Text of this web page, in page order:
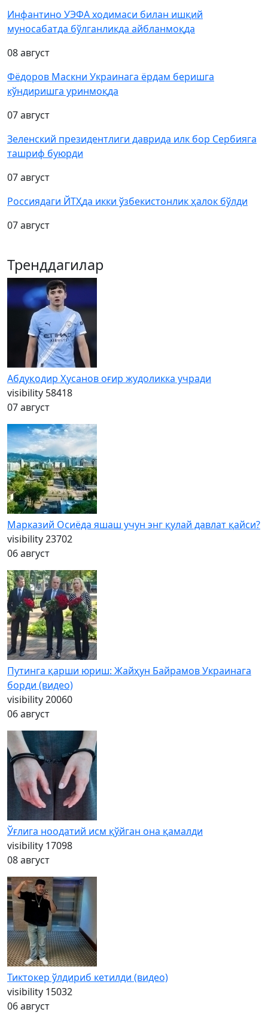
Инфантино УЭФА ходимаси билан ишқий
муносабатда бўлганликда айбланмоқда
08 август
Фёдоров Маскни Украинага ёрдам беришга
кўндиришга уринмоқда
07 август
Зеленский президентлиги даврида илк бор Сербияга
ташриф буюрди
07 август
Россиядаги ЙТҲда икки ўзбекистонлик ҳалок бўлди
07 август
Тренддагилар
Абдуқодир Ҳусанов оғир жудоликка учради
visibility 58418
07 август
Марказий Осиёда яшаш учун энг қулай давлат қайси?
visibility23702
06 август
Путинга қарши юриш: Жайҳун Байрамов Украинага
борди (видео)
visibility20060
06 август
Ўғлига ноодатий исм қўйган она қамалди
visibility 17098
08 август
Тиктокер ўлдириб кетилди (видео)
visibility 15032
06 август